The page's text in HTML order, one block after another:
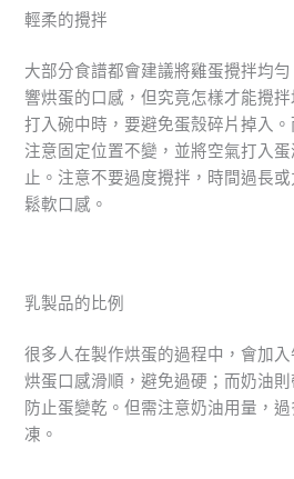
輕柔的攪拌
大部分食譜都會建議將雞蛋攪拌均
響烘蛋的口感，但究竟怎樣才能攪
打入碗中時，要避免蛋殼碎片掉入
注意固定位置不變，並將空氣打入
止。注意不要過度攪拌，時間過長
鬆軟口感。
乳製品的比例
很多人在製作烘蛋的過程中，會加
烘蛋口感滑順，避免過硬；而奶油則
防止蛋變乾。但需注意奶油用量，
凍。